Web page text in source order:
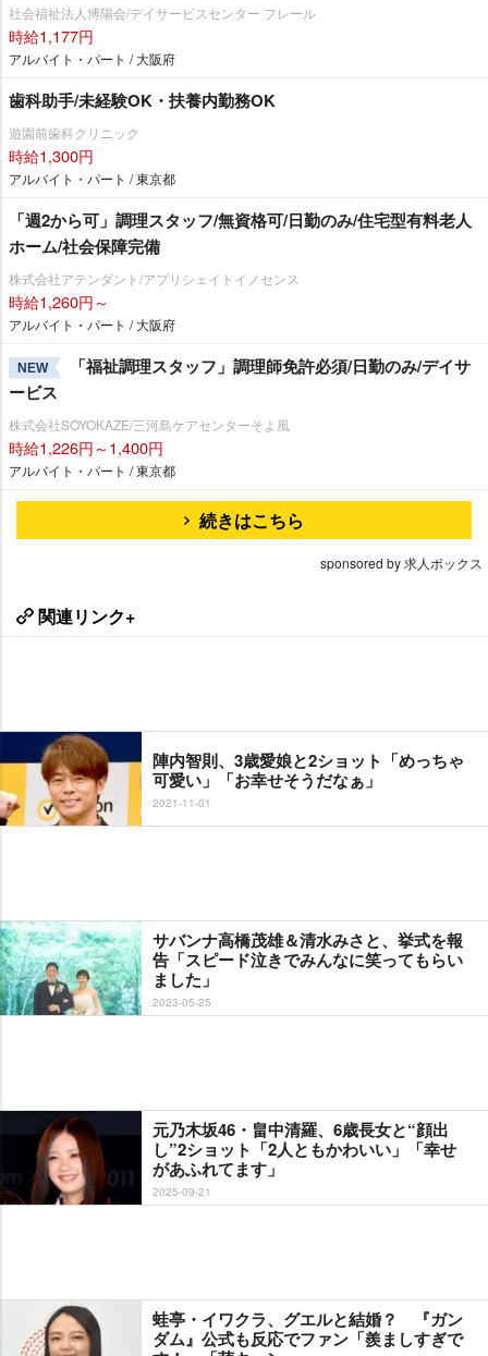
社会福祉法人博陽会/デイサービスセンター フレール
時給1,177円
アルバイト・パート / 大阪府
歯科助手/未経験OK・扶養内勤務OK
遊園前歯科クリニック
時給1,300円
アルバイト・パート / 東京都
「週2から可」調理スタッフ/無資格可/日勤のみ/住宅型有料老人
ホーム/社会保障完備
株式会社アテンダント/アプリシェイトイノセンス
時給1,260円～
アルバイト・パート / 大阪府
NEW
「福祉調理スタッフ」調理師免許必須/日勤のみ/デイサ
ービス
株式会社SOYOKAZE/三河島ケアセンターそよ風
時給1,226円～1,400円
アルバイト・パート / 東京都
続きはこちら
sponsored by 求人ボックス
関連リンク+
陣内智則、3歳愛娘と2ショット「めっちゃ
可愛い」「お幸せそうだなぁ」
2021-11-01
サバンナ高橋茂雄＆清水みさと、挙式を報
告「スピード泣きでみんなに笑ってもらい
ました」
2023-05-25
元乃木坂46・畠中清羅、6歳長女と“顔出
し”2ショット「2人ともかわいい」「幸せ
があふれてます」
2025-09-21
蛙亭・イワクラ、グエルと結婚？ 『ガン
ダム』公式も反応でファン「羨ましすぎで